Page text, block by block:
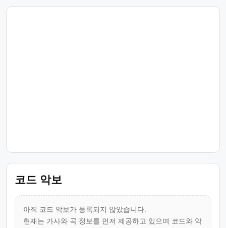
코드 악보
아직 코드 악보가 등록되지 않았습니다.
현재는 가사와 곡 정보를 먼저 제공하고 있으며 코드와 악